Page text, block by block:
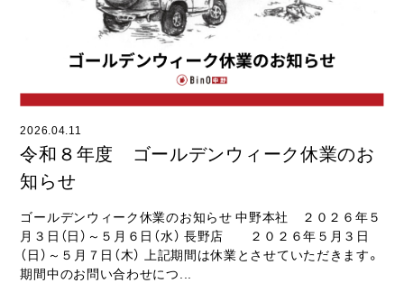
2026.04.11
令和８年度 ゴールデンウィーク休業のお
知らせ
ゴールデンウィーク休業のお知らせ 中野本社 ２０２６年５
月３日（日）～５月６日（水） 長野店 ２０２６年５月３日
（日）～５月７日（木） 上記期間は休業とさせていただきます。
期間中のお問い合わせにつ...